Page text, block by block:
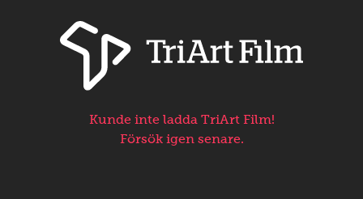
Kunde inte ladda TriArt Film!
Försök igen senare.